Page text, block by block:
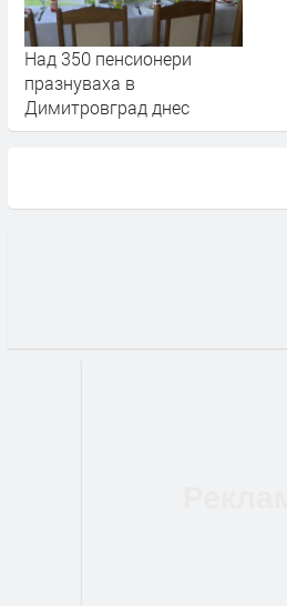
Над 350 пенсионери
празнуваха в
Димитровград днес